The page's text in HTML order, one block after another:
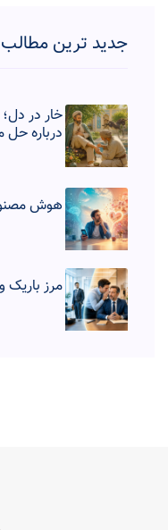
جدید ترین مطالب
خار در
درباره حل
هوش
مرز باریک